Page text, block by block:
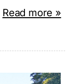
Read more »